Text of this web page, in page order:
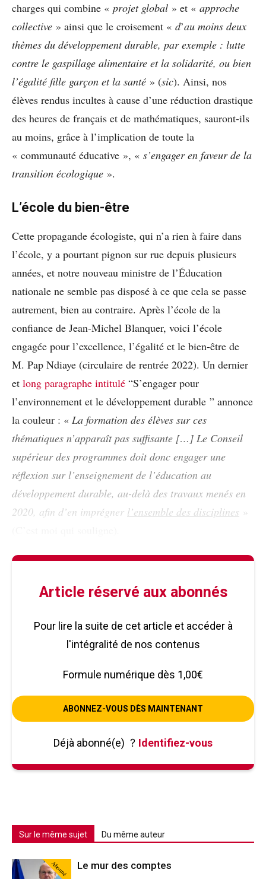
charges qui combine « projet global » et « approche
collective » ainsi que le croisement « d’au moins deux
thèmes du développement durable, par exemple : lutte
contre le gaspillage alimentaire et la solidarité, ou bien
l’égalité fille garçon et la santé » (sic). Ainsi, nos
élèves rendus incultes à cause d’une réduction drastique
des heures de français et de mathématiques, sauront-ils
au moins, grâce à l’implication de toute la
« communauté éducative », « s’engager en faveur de la
transition écologique ».
L’école du bien-être
Cette propagande écologiste, qui n’a rien à faire dans
l’école, y a pourtant pignon sur rue depuis plusieurs
années, et notre nouveau ministre de l’Éducation
nationale ne semble pas disposé à ce que cela se passe
autrement, bien au contraire. Après l’école de la
confiance de Jean-Michel Blanquer, voici l’école
engagée pour l’excellence, l’égalité et le bien-être de
M. Pap Ndiaye (circulaire de rentrée 2022). Un dernier
et long paragraphe intitulé “S’engager pour
l’environnement et le développement durable ” annonce
la couleur : « La formation des élèves sur ces
thématiques n’apparaît pas suffisante […] Le Conseil
supérieur des programmes doit donc engager une
réflexion sur l’enseignement de l’éducation au
développement durable, au-delà des travaux menés en
2020, afin d’en imprégner l’ensemble des disciplines »
Article réservé aux abonnés
Pour lire la suite de cet article et accéder à
l'intégralité de nos contenus
Formule numérique dès 1,00€
ABONNEZ-VOUS DÈS MAINTENANT
Déjà abonné(e) ? Identifiez-vous
Sur le même sujet Du même auteur
Abonné Le mur des comptes